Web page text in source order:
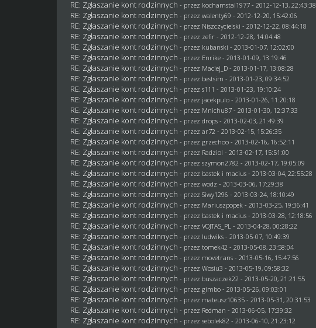
RE: Zgłaszanie kont rodzinnych - przez kochamstal1977 - 2012-12-13, 22:43:38
RE: Zgłaszanie kont rodzinnych - przezwalenty69 - 2012-12-20, 15:42:06
RE: Zgłaszanie kont rodzinnych - przez Niszczycielski - 2012-12-22, 08:44:18
RE: Zgłaszanie kont rodzinnych - przez zefir - 2012-12-28, 14:04:48
RE: Zgłaszanie kont rodzinnych - przez kubanski - 2013-01-07, 12:02:00
RE: Zgłaszanie kont rodzinnych - przez Enrike - 2013-01-09, 13:19:46
RE: Zgłaszanie kont rodzinnych - przez Maciej_D - 2013-01-17, 13:08:28
RE: Zgłaszanie kont rodzinnych - przez bestsim - 2013-01-23, 09:34:52
RE: Zgłaszanie kont rodzinnych - przezs111 - 2013-01-23, 19:10:24
RE: Zgłaszanie kont rodzinnych - przez jacekpulo - 2013-01-26, 11:20:18
RE: Zgłaszanie kont rodzinnych - przez Mnichu87 - 2013-01-30, 12:37:33
RE: Zgłaszanie kont rodzinnych - przezdrops - 2013-02-03, 21:49:39
RE: Zgłaszanie kont rodzinnych - przez ar72 - 2013-02-15, 15:26:35
RE: Zgłaszanie kont rodzinnych - przez grzechoo - 2013-02-16, 16:52:11
RE: Zgłaszanie kont rodzinnych - przez Radziol - 2013-02-17, 15:51:00
RE: Zgłaszanie kont rodzinnych - przezszymon2782 - 2013-02-17, 19:05:09
RE: Zgłaszanie kont rodzinnych - przez bastek i macius - 2013-03-04, 22:55:28
RE: Zgłaszanie kont rodzinnych - przezwodz - 2013-03-06, 17:29:38
RE: Zgłaszanie kont rodzinnych - przezSiwy1296 - 2013-03-24, 18:10:49
RE: Zgłaszanie kont rodzinnych - przez Mariuszpopek - 2013-03-25, 19:36:41
RE: Zgłaszanie kont rodzinnych - przez bastek i macius - 2013-03-28, 12:18:56
RE: Zgłaszanie kont rodzinnych - przezVOJTAS_PL - 2013-04-28, 00:28:22
RE: Zgłaszanie kont rodzinnych - przez ludwiks - 2013-05-07, 10:49:39
RE: Zgłaszanie kont rodzinnych - przeztomek42 - 2013-05-08, 23:58:04
RE: Zgłaszanie kont rodzinnych - przez movetrans - 2013-05-16, 15:47:56
RE: Zgłaszanie kont rodzinnych - przezWosiu3 - 2013-05-19, 09:58:32
RE: Zgłaszanie kont rodzinnych - przez buszaczek22 - 2013-05-20, 21:21:55
RE: Zgłaszanie kont rodzinnych - przezgimbo - 2013-05-26, 09:03:01
RE: Zgłaszanie kont rodzinnych - przez mateusz10635 - 2013-05-31, 20:31:53
RE: Zgłaszanie kont rodzinnych - przez Redman - 2013-06-05, 17:39:32
RE: Zgłaszanie kont rodzinnych - przezsebolek82 - 2013-06-10, 21:23:12